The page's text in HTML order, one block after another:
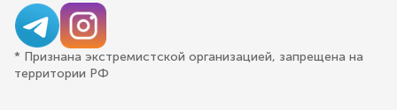
* Признана экстремистской организацией, запрещена на
территории РФ